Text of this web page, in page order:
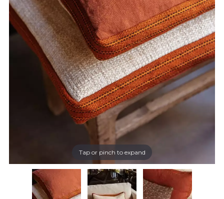
Tap or pinch to expand